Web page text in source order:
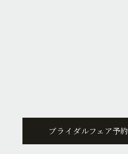
ブライダルフェア予約